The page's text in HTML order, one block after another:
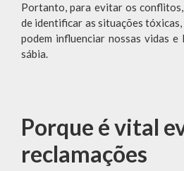
Portanto, para evitar os
de identificar as situações tóxicas,
podem influenciar nossas vidas
sábia.
Porque é vital
reclamações